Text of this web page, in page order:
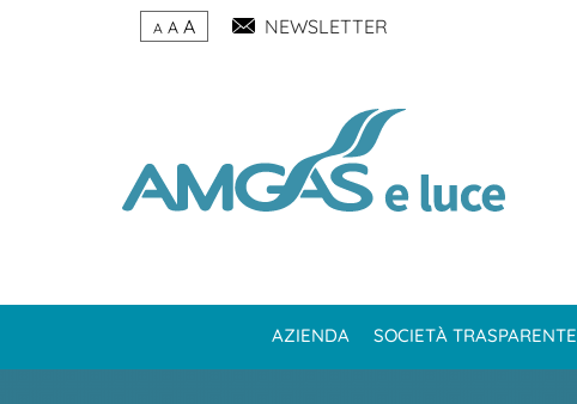
A A A NEWSLETTER
AZIENDA SOCIETÀ TRASPARENTE